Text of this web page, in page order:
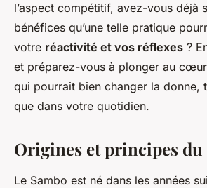
l’aspect compétitif, avez-vous déjà
bénéfices qu’une telle pratique
votre réactivité et vos réflexes ?
et préparez-vous à plonger au cœur
qui pourrait bien changer la donne,
que dans votre quotidien.
Origines et principes du
Le Sambo est né dans les années